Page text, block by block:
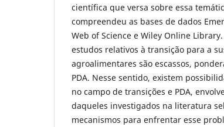
científica que versa sobre essa
compreendeu as bases de dados
Web of Science e Wiley Online
estudos relativos à transição para a
agroalimentares são escassos,
PDA. Nesse sentido, existem
no campo de transições e PDA,
daqueles investigados na literatura
mecanismos para enfrentar esse